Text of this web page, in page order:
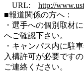
URL: http://
■報道関係の方へ：
・選手への個別取材
へご確認下さい。
・キャンパス内に駐
入構許可が必要です
ご連絡ください。